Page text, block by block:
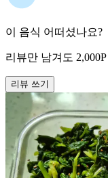
이 음식 어떠셨나요?
리뷰만 남겨도 2,000P
리뷰 쓰기